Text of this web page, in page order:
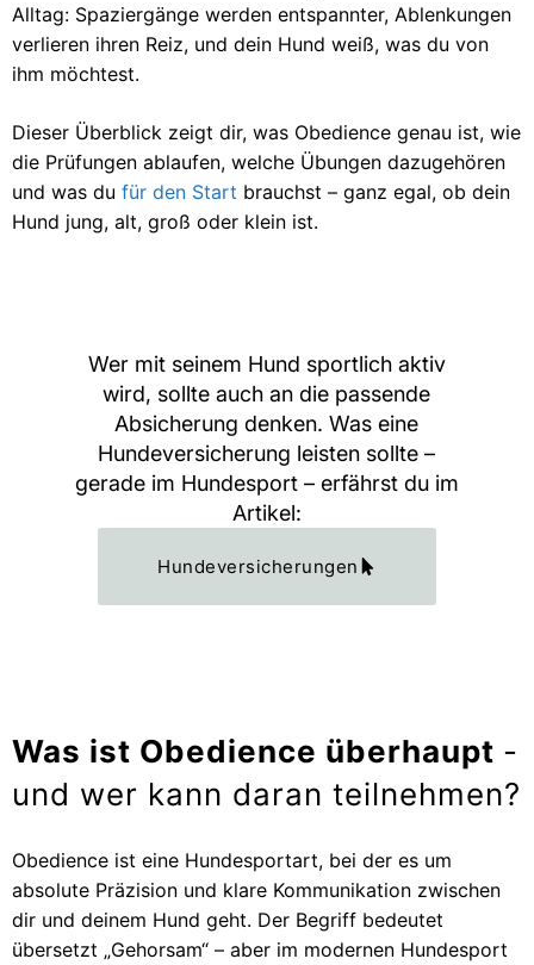
Alltag: Spaziergänge werden entspannter, Ablenkungen
verlieren ihren Reiz, und dein Hund weiß, was du von
ihm möchtest.
Dieser Überblick zeigt dir, was Obedience genau ist, wie
die Prüfungen ablaufen, welche Übungen dazugehören
und was du für den Start brauchst – ganz egal, ob dein
Hund jung, alt, groß oder klein ist.
Wer mit seinem Hund sportlich aktiv
wird, sollte auch an die passende
Absicherung denken. Was eine
Hundeversicherung leisten sollte –
gerade im Hundesport – erfährst du im
Artikel:
Hundeversicherungen
Was ist Obedience überhaupt -
und wer kann daran teilnehmen?
Obedience ist eine Hundesportart, bei der es um
absolute Präzision und klare Kommunikation zwischen
dir und deinem Hund geht. Der Begriff bedeutet
übersetzt „Gehorsam“ – aber im modernen Hundesport